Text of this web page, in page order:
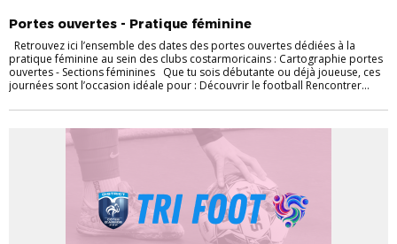
Portes ouvertes - Pratique féminine
Retrouvez ici l’ensemble des dates des portes ouvertes dédiées à la
pratique féminine au sein des clubs costarmoricains : Cartographie portes
ouvertes - Sections féminines Que tu sois débutante ou déjà joueuse, ces
journées sont l’occasion idéale pour : Découvrir le football Rencontrer...